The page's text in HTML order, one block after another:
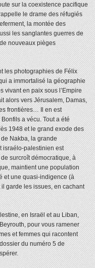
sur la coexistence pacifique
le drame des réfugiés
la montée des
les sanglantes guerres de
nouveaux pièges
les photographies de Félix
a immortalisé la géographie
vivant en paix sous l’Empire
alors vers Jérusalem, Damas,
frontières… Il en est
a vécu. Tout a été
1948 et le grand exode des
Nakba, la grande
israélo-palestinien est
surcroît démocratique, à
maintient une population
et une quasi-indigence (à
garde les issues, en cachant
en Israël et au Liban,
pour vous ramener
et femmes qui racontent
du numéro 5 de